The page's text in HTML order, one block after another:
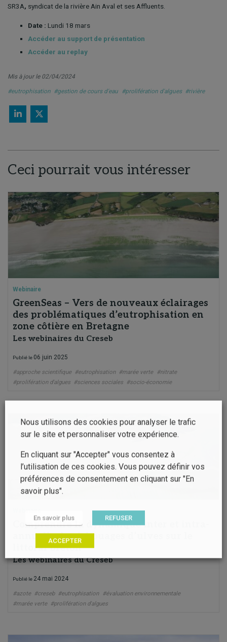
SR3A, syndicat de la rivière Ain Aval et ses Affluents.
Date : Lundi 18 mars
Accéder au support de présentation
Accéder au replay
Mis à jour le 02/04/2024
#eutrophisation #gestion de cours d'eau #prolifération d'algues #rivière
Ceci pourrait vous intéresser
Webinaire
GreenSeas – Vers de nouveaux éclairages
des problématiques d’eutrophisation en
zone côtière en Bretagne
Les webinaires du Creseb
Publié le 06 juin 2025
#approche scientifique #eutrophisation #marée verte
#nitrate
#prolifération d'algues
#sciences sociales #socio-économie
Comprendre la dynamique inter et intra-
annuelle des échouages d’ulves sur le
littoral breton
Les webinaires du Creseb
Publié le 24 mai 2024
#azote #creseb #eutrophisation
#évaluation environnementale
#marée verte
#prolifération d'algues
Nous utilisons des cookies pour analyser le trafic
sur le site et personnaliser votre expérience.
En cliquant sur "Accepter" vous consentez à
l’utilisation de ces cookies. Vous pouvez définir vos
préférences de consentement en cliquant sur "En
savoir plus".
En savoir plus REFUSER
ACCEPTER